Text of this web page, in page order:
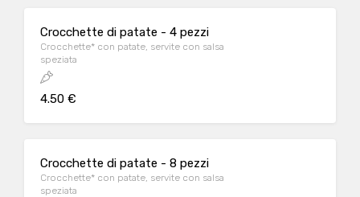
Crocchette di patate - 4 pezzi
Crocchette* con patate, servite con salsa
speziata
4.50 €
Crocchette di patate - 8 pezzi
Crocchette* con patate, servite con salsa
speziata